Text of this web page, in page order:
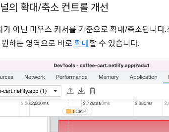
의 확대/축소 컨트롤 개선
아닌 마우스 커서를 기준으로 확대/축소됩니다
하는 영역으로 바로 확대 할 수 있습니다.